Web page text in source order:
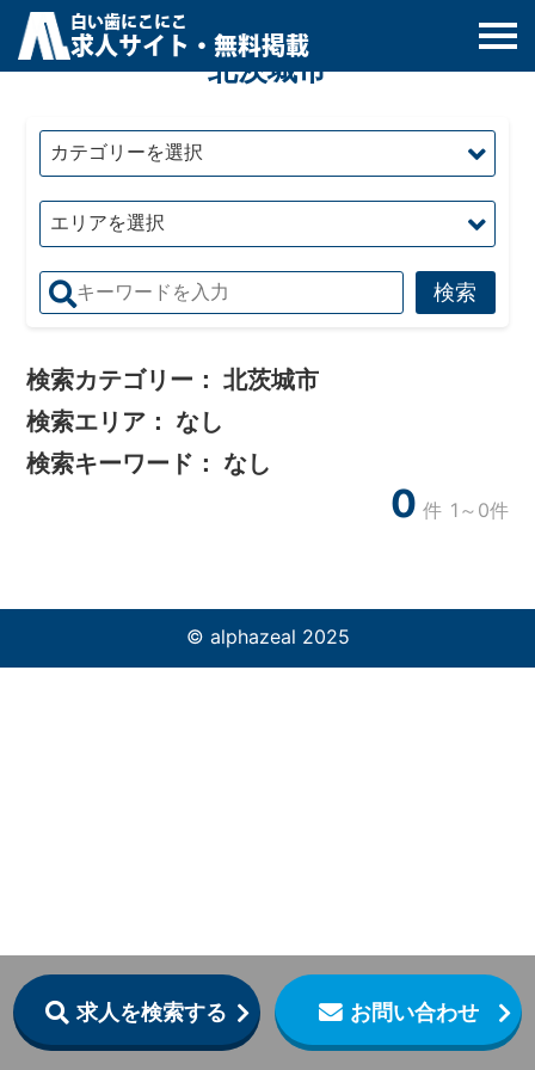
白 い歯にこにこ
求人サイト・無料掲載
求人を検索する お問い合わせ
北茨城市
検索カテゴリー： 北茨城市
検索エリア： なし
検索キーワード： なし
0 件 1～0件
© alphazeal 2025